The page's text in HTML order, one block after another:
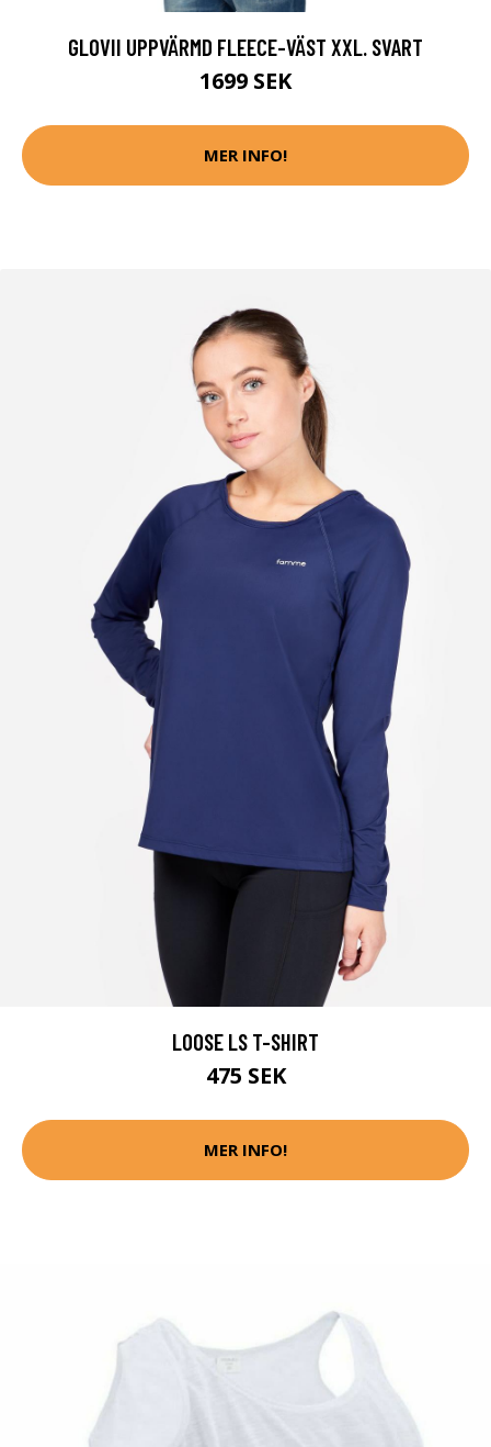
GLOVII UPPVÄRMD FLEECE-VÄST XXL. SVART
1699 SEK
MER INFO!
LOOSE LS T-SHIRT
475 SEK
MER INFO!